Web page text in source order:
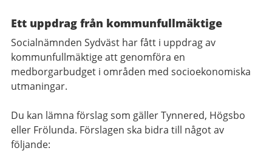
Ett uppdrag från kommunfullmäktige
Socialnämnden Sydväst har fått i uppdrag av
kommunfullmäktige att genomföra en
medborgarbudget i områden med socioekonomiska
utmaningar.
Du kan lämna förslag som gäller Tynnered, Högsbo
eller Frölunda. Förslagen ska bidra till något av
följande: